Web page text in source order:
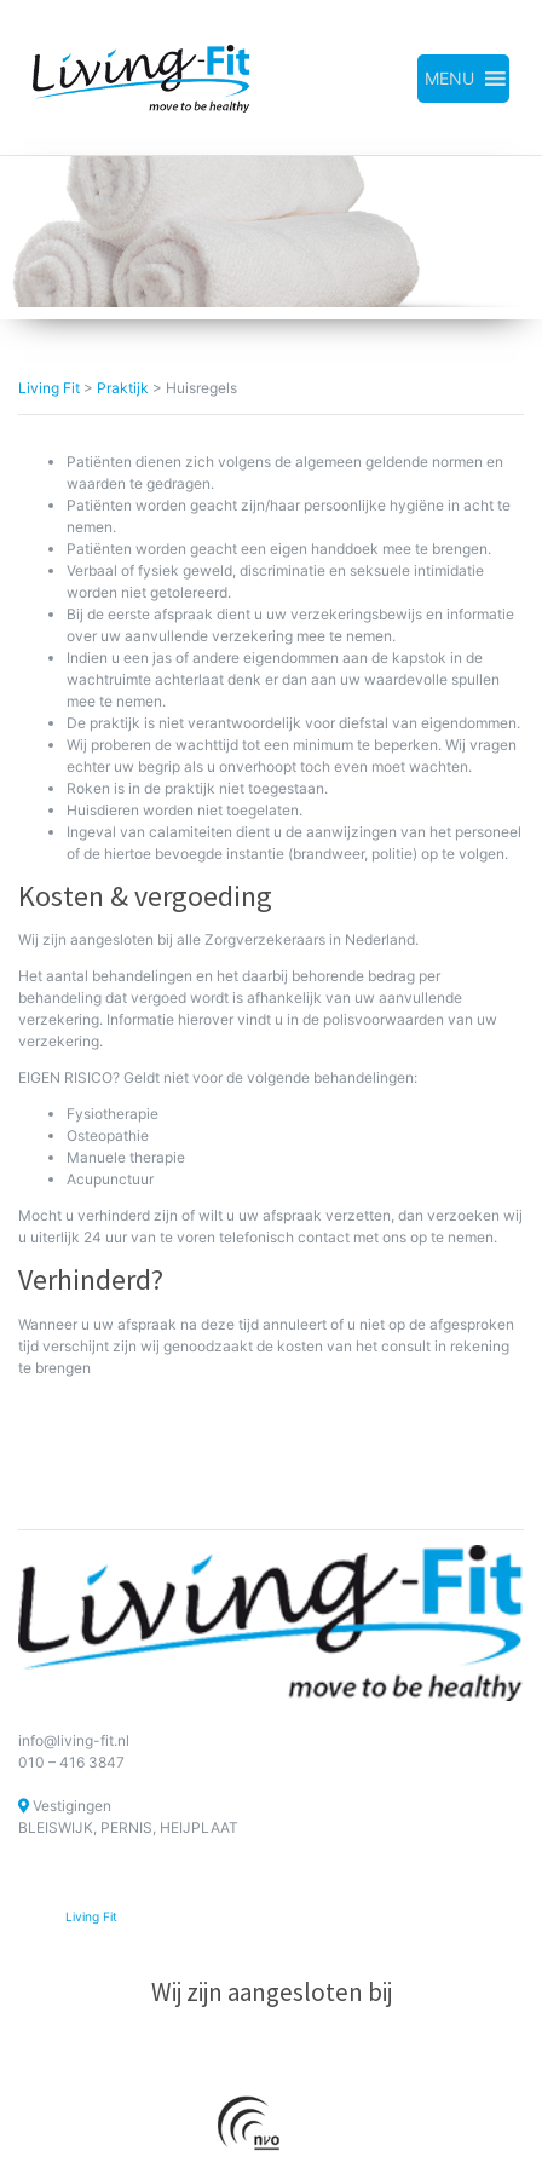
inhoud
MENU
Living Fit > Praktijk > Huisregels
Patiënten dienen zich volgens de algemeen geldende normen en
waarden te gedragen.
Patiënten worden geacht zijn/haar persoonlijke hygiëne in acht te
nemen.
Patiënten worden geacht een eigen handdoek mee te brengen.
Verbaal of fysiek geweld, discriminatie en seksuele intimidatie
worden niet getolereerd.
Bij de eerste afspraak dient u uw verzekeringsbewijs en informatie
over uw aanvullende verzekering mee te nemen.
Indien u een jas of andere eigendommen aan de kapstok in de
wachtruimte achterlaat denk er dan aan uw waardevolle spullen
mee te nemen.
De praktijk is niet verantwoordelijk voor diefstal van eigendommen.
Wij proberen de wachttijd tot een minimum te beperken. Wij vragen
echter uw begrip als u onverhoopt toch even moet wachten.
Roken is in de praktijk niet toegestaan.
Huisdieren worden niet toegelaten.
Ingeval van calamiteiten dient u de aanwijzingen van het personeel
of de hiertoe bevoegde instantie (brandweer, politie) op te volgen.
Kosten & vergoeding
Wij zijn aangesloten bij alle Zorgverzekeraars in Nederland.
Het aantal behandelingen en het daarbij behorende bedrag per
behandeling dat vergoed wordt is afhankelijk van uw aanvullende
verzekering. Informatie hierover vindt u in de polisvoorwaarden van uw
verzekering.
EIGEN RISICO? Geldt niet voor de volgende behandelingen:
Fysiotherapie
Osteopathie
Manuele therapie
Acupunctuur
Mocht u verhinderd zijn of wilt u uw afspraak verzetten, dan verzoeken wij
u uiterlijk 24 uur van te voren telefonisch contact met ons op te nemen.
Verhinderd?
Wanneer u uw afspraak na deze tijd annuleert of u niet op de afgesproken
tijd verschijnt zijn wij genoodzaakt de kosten van het consult in rekening
te brengen
info@living-fit.nl
010 – 416 3847
Vestigingen
BLEISWIJK, PERNIS, HEIJPLAAT
Living Fit
Wij zijn aangesloten bij